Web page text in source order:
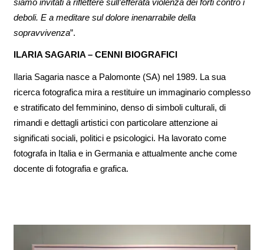
siamo invitati a riflettere sull’efferata violenza dei forti contro i
deboli. E a meditare sul dolore inenarrabile della
sopravvivenza”.
ILARIA SAGARIA – CENNI BIOGRAFICI
Ilaria Sagaria nasce a Palomonte (SA) nel 1989. La sua
ricerca fotografica mira a restituire un immaginario complesso
e stratificato del femminino, denso di simboli culturali, di
rimandi e dettagli artistici con particolare attenzione ai
significati sociali, politici e psicologici. Ha lavorato come
fotografa in Italia e in Germania e attualmente anche come
docente di fotografia e grafica.